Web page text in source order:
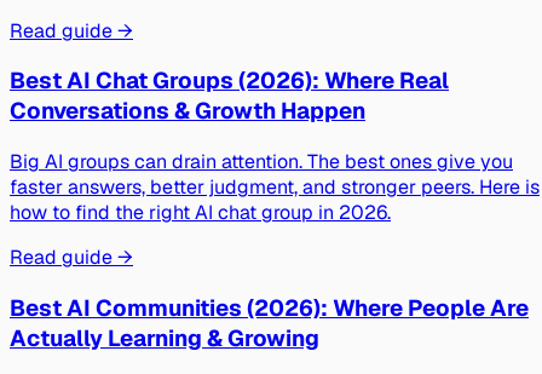
Read guide →
Best AI Chat Groups (2026): Where Real
Conversations & Growth Happen
Big AI groups can drain attention. The best ones give you
faster answers, better judgment, and stronger peers. Here is
how to find the right AI chat group in 2026.
Read guide →
Best AI Communities (2026): Where People Are
Actually Learning & Growing